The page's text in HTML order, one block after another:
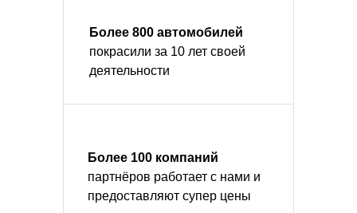
Более 800 автомобилей
покрасили за 10 лет своей
деятельности
Более 100 компаний
партнёров работает с нами и
предоставляют супер цены